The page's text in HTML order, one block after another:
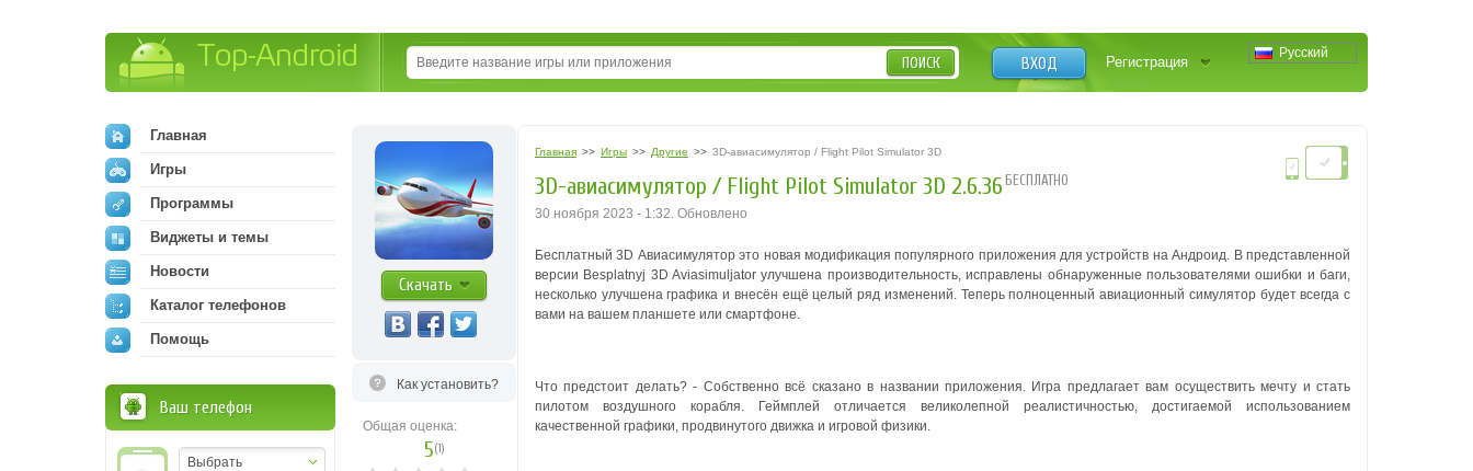
Русский
ВХОД Регистрация
ПОИСК
Скачать
Как установить?
Общая оценка:
5(1)
Главная >> Игры >> Другие >> 3D-авиасимулятор / Flight Pilot Simulator 3D
3D-авиасимулятор / Flight Pilot Simulator 3D 2.6.36 БЕСПЛАТНО
30 ноября 2023 - 1:32. Обновлено
Бесплатный 3D Авиасимулятор это новая модификация популярного приложения для устройств на Андроид. В представленной
версии Besplatnyj 3D Aviasimuljator улучшена производительность, исправлены обнаруженные пользователями ошибки и баги,
несколько улучшена графика и внесён ещё целый ряд изменений. Теперь полноценный авиационный симулятор будет всегда с
вами на вашем планшете или смартфоне.
Что предстоит делать? - Собственно всё сказано в названии приложения. Игра предлагает вам осуществить мечту и стать
пилотом воздушного корабля. Геймплей отличается великолепной реалистичностью, достигаемой использованием
качественной графики, продвинутого движка и игровой физики.
Главная
Игры
Программы
Виджеты и темы
Новости
Каталог телефонов
Помощь
Ваш телефон
Выбрать